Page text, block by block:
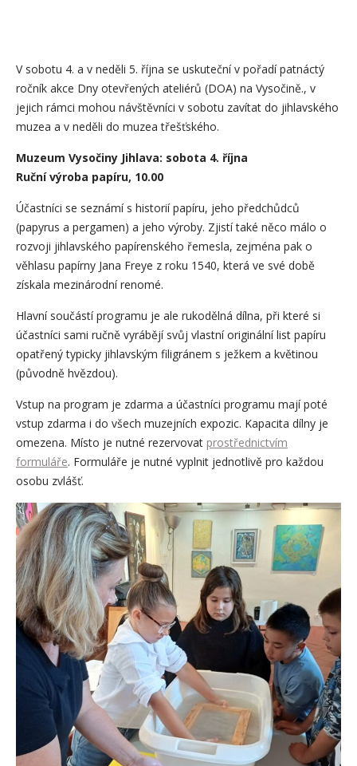
V sobotu 4. a v neděli 5. října se uskuteční v pořadí patnáctý
ročník akce Dny otevřených ateliérů (DOA) na Vysočině., v
jejich rámci mohou návštěvníci v sobotu zavítat do jihlavského
muzea a v neděli do muzea třešťského.
Muzeum Vysočiny Jihlava: sobota 4. října
Ruční výroba papíru, 10.00
Účastníci se seznámí s historií papíru, jeho předchůdců
(papyrus a pergamen) a jeho výroby. Zjistí také něco málo o
rozvoji jihlavského papírenského řemesla, zejména pak o
věhlasu papírny Jana Freye z roku 1540, která ve své době
získala mezinárodní renomé.
Hlavní součástí programu je ale rukodělná dílna, při které si
účastníci sami ručně vyrábějí svůj vlastní originální list papíru
opatřený typicky jihlavským filigránem s ježkem a květinou
(původně hvězdou).
Vstup na program je zdarma a účastníci programu mají poté
vstup zdarma i do všech muzejních expozic. Kapacita dílny je
omezena. Místo je nutné rezervovat prostřednictvím
formuláře. Formuláře je nutné vyplnit jednotlivě pro každou
osobu zvlášť.